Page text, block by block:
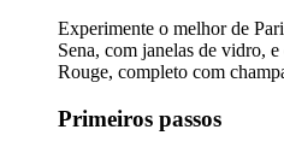
Experimente o melhor de
Sena, com janelas de vidro,
Rouge, completo com
Primeiros passos